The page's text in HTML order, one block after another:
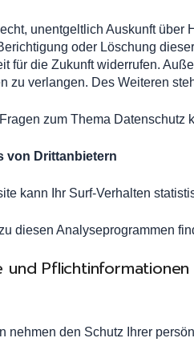
unentgeltlich Auskunft
oder Löschung
für die Zukunft widerrufen.
zu verlangen. Des Weiteren
zum Thema Datenschutz
von Dritt­anbietern
kann Ihr Surf-Verhalten
diesen Analyseprogrammen
und Pflicht­informationen
nehmen den Schutz Ihrer